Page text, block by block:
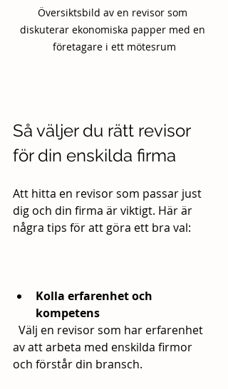
Översiktsbild av en revisor som
diskuterar ekonomiska papper med en
företagare i ett mötesrum
Så väljer du rätt revisor
för din enskilda firma
Att hitta en revisor som passar just
dig och din firma är viktigt. Här är
några tips för att göra ett bra val:
Kolla erfarenhet och
kompetens
av att arbeta med enskilda firmor
och förstår din bransch.